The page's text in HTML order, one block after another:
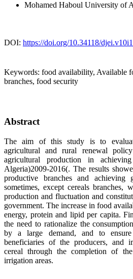
Mohamed Haboul University of
DOI: https://doi.org/10.34118/
Keywords: food availability, Available
branches, food security
Abstract
The aim of this study is to
agricultural and rural renewal
agricultural production in
Algeria)2009-2016(. The results
productive branches and achieving
sometimes, except cereals
production and fluctuation and
government. The increase in food
energy, protein and lipid per capita.
the need to rationalize the
by a large demand, and to
beneficiaries of the producers, and
cereal through the completion of
irrigation areas.